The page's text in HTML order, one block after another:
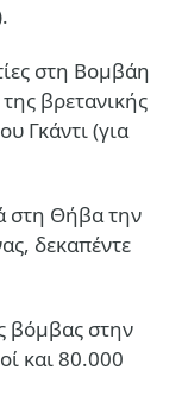
στη Βομβάη
βρετανικής
Γκάντι (για
στη Θήβα την
δεκαπέντε
βόμβας στην
και 80.000